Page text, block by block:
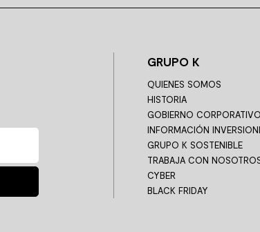
GRUPO K
QUIENES SOMOS
HISTORIA
GOBIERNO CORPORATIVO
INFORMACIÓN
GRUPO K SOSTENIBLE
TRABAJA CON
CYBER
BLACK FRIDAY